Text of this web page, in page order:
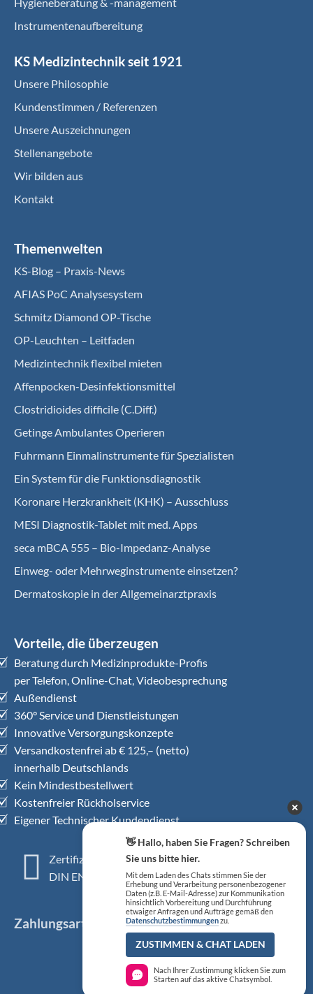
Instrumentenaufbereitung
KS Medizintechnik seit 1921
Unsere Philosophie
Kundenstimmen / Referenzen
Unsere Auszeichnungen
Stellenangebote
Wir bilden aus
Kontakt
Themenwelten
KS-Blog – Praxis-News
AFIAS PoC Analysesystem
Schmitz Diamond OP-Tische
OP-Leuchten – Leitfaden
Medizintechnik flexibel mieten
Affenpocken-Desinfektionsmittel
Clostridioides difficile (C.Diff.)
Getinge Ambulantes Operieren
Fuhrmann Einmalinstrumente für Spezialisten
Ein System für die Funktionsdiagnostik
Koro­nare Herz­krank­heit (KHK) – Ausschluss
MESI Diagnostik-Tablet mit med. Apps
seca mBCA 555 – Bio-Impedanz-Analyse
Einweg- oder Mehrweginstrumente einsetzen?
Dermatoskopie in der Allgemeinarztpraxis
Vorteile, die überzeugen
Beratung durch Medizinprodukte-Profis
per Telefon, Online-Chat, Videobesprechung
Außendienst
360° Service und Dienstleistungen
Innovative Versorgungskonzepte
Versandkostenfrei ab € 125,– (netto)
innerhalb Deutschlands
Kein Mindestbestellwert
Kostenfreier Rückholservice
Eigener Technischer Kundendienst
Zertifiziertes QM-System
DIN EN ISO 13485
Zahlungsarten
👋 Hallo, haben Sie Fragen? Schreiben
Sie uns bitte hier.
Mit dem Laden des Chats stimmen Sie der
Erhebung und Verarbeitung personenbezogener
Daten (z.B. E-Mail-Adresse) zur Kommunikation
hinsichtlich Vorbereitung und Durchführung
etwaiger Anfragen und Aufträge gemäß den
Datenschutzbestimmungenzu.
ZUSTIMMEN & CHAT LADEN
Nach Ihrer Zustimmung klicken Sie zum
Starten auf das aktive Chatsymbol.